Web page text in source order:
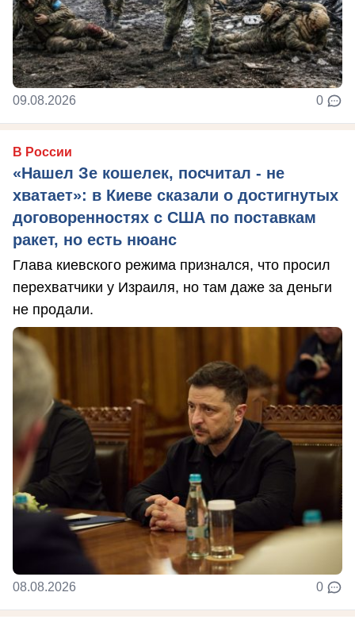
09.08.2026 0
В России
«Нашел Зе кошелек, посчитал - не
хватает»: в Киеве сказали о достигнутых
договоренностях с США по поставкам
ракет, но есть нюанс
Глава киевского режима признался, что просил
перехватчики у Израиля, но там даже за деньги
не продали.
08.08.2026 0